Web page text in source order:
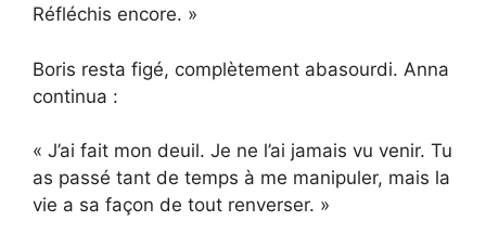
Réfléchis encore. »
Boris resta figé, complètement abasourdi. Anna
continua :
« J’ai fait mon deuil. Je ne l’ai jamais vu venir. Tu
as passé tant de temps à me manipuler, mais la
vie a sa façon de tout renverser. »